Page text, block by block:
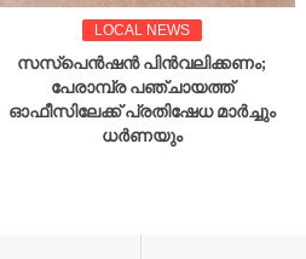
LOCAL NEWS
സസ്പെൻഷൻ പിൻവലിക്കണം;
പേരാമ്പ്ര പഞ്ചായത്ത്
ഓഫീസിലേക്ക് പ്രതിഷേധ മാർച്ചും
ധർണയും